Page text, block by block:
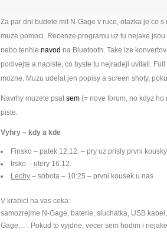
Za par dni budete mit N-Gage v ruce, otazka je co
muze pomoci. Recenze programu uz tu nejake
nebo tenhle navod na Bluetooth. Take lze
podivejte a napiste, co byste tu nejradeji uvitali.
mozne. Muzu udelat jen popisy a screen shoty,
Navrhy muzete psatsem (= nove forum, no kdyz
piste.
Vyhry – kdy a kde
Finsko – patek 12.12. – pry uz prisly prvni kousky
Irsko – utery 16.12.
Lechy – sobota – 10:25 – prvni kousek u nas
V krabici na vas ceka:
samozrejme N-Gage, baterie, sluchatka, USB
Gage… . Pokud to vyjdne, vecer sem hodim i